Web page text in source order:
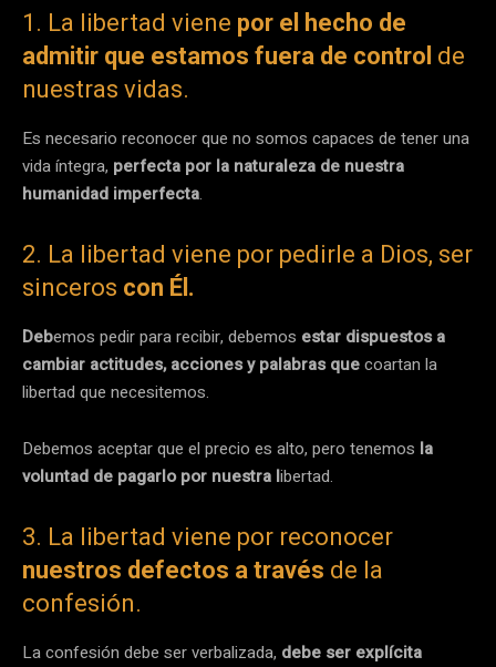
1. La libertad viene por el hecho de
admitir que estamos fuera de control de
nuestras vidas.
Es necesario reconocer que no somos capaces de tener una
vida íntegra, perfecta por la naturaleza de nuestra
humanidad imperfecta.
2. La libertad viene por pedirle a Dios, ser
sinceros con Él.
Debemos pedir para recibir, debemos estar dispuestos a
cambiar actitudes, acciones y palabras quecoartan la
libertad que necesitemos.
Debemos aceptar que el precio es alto, pero tenemos la
voluntad de pagarlo por nuestra libertad.
3. La libertad viene por reconocer
nuestros defectos a través de la
confesión.
La confesión debe ser verbalizada, debe ser explícita